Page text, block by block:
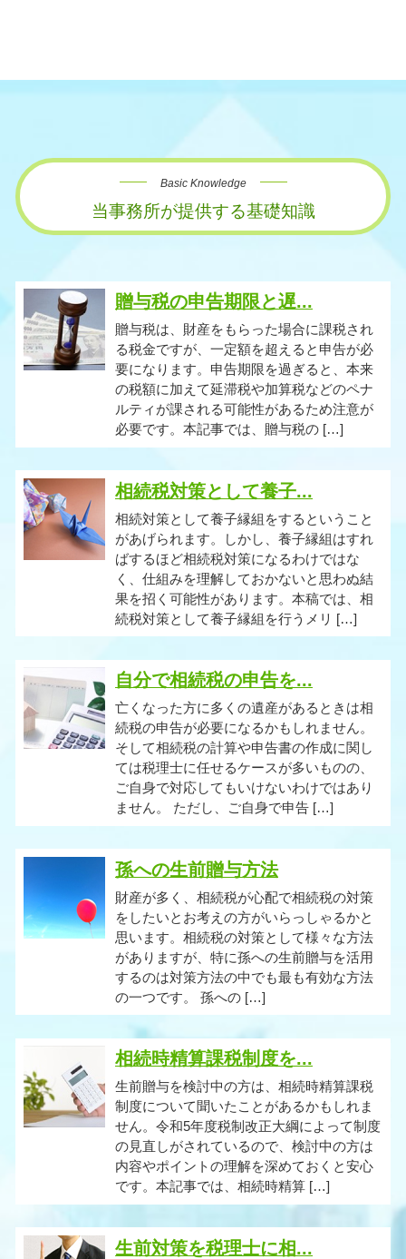
Basic Knowledge
当事務所が提供する基礎知識
贈与税の申告期限と遅...
贈与税は、財産をもらった場合に課税され
る税金ですが、一定額を超えると申告が必
要になります。申告期限を過ぎると、本来
の税額に加えて延滞税や加算税などのペナ
ルティが課される可能性があるため注意が
必要です。本記事では、贈与税の […]
相続税対策として養子...
相続対策として養子縁組をするということ
があげられます。しかし、養子縁組はすれ
ばするほど相続税対策になるわけではな
く、仕組みを理解しておかないと思わぬ結
果を招く可能性があります。本稿では、相
続税対策として養子縁組を行うメリ […]
自分で相続税の申告を...
亡くなった方に多くの遺産があるときは相
続税の申告が必要になるかもしれません。
そして相続税の計算や申告書の作成に関し
ては税理士に任せるケースが多いものの、
ご自身で対応してもいけないわけではあり
ません。 ただし、ご自身で申告 […]
孫への生前贈与方法
財産が多く、相続税が心配で相続税の対策
をしたいとお考えの方がいらっしゃるかと
思います。相続税の対策として様々な方法
がありますが、特に孫への生前贈与を活用
するのは対策方法の中でも最も有効な方法
の一つです。 孫への […]
相続時精算課税制度を...
生前贈与を検討中の方は、相続時精算課税
制度について聞いたことがあるかもしれま
せん。令和5年度税制改正大綱によって制度
の見直しがされているので、検討中の方は
内容やポイントの理解を深めておくと安心
です。本記事では、相続時精算 […]
生前対策を税理士に相...